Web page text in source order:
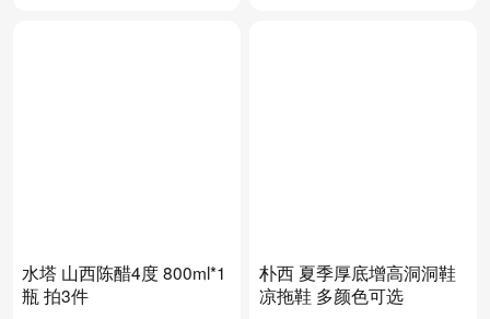
水塔 山西陈醋4度 800ml*1
瓶 拍3件
朴西 夏季厚底增高洞洞鞋
凉拖鞋 多颜色可选